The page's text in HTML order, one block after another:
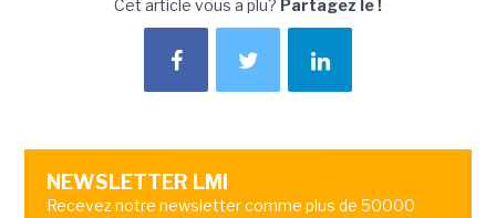
Cet article vous a plu? Partagez le !
NEWSLETTER LMI
Recevez notre newsletter comme plus de 50000